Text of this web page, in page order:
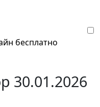
бесплатно
30.01.2026